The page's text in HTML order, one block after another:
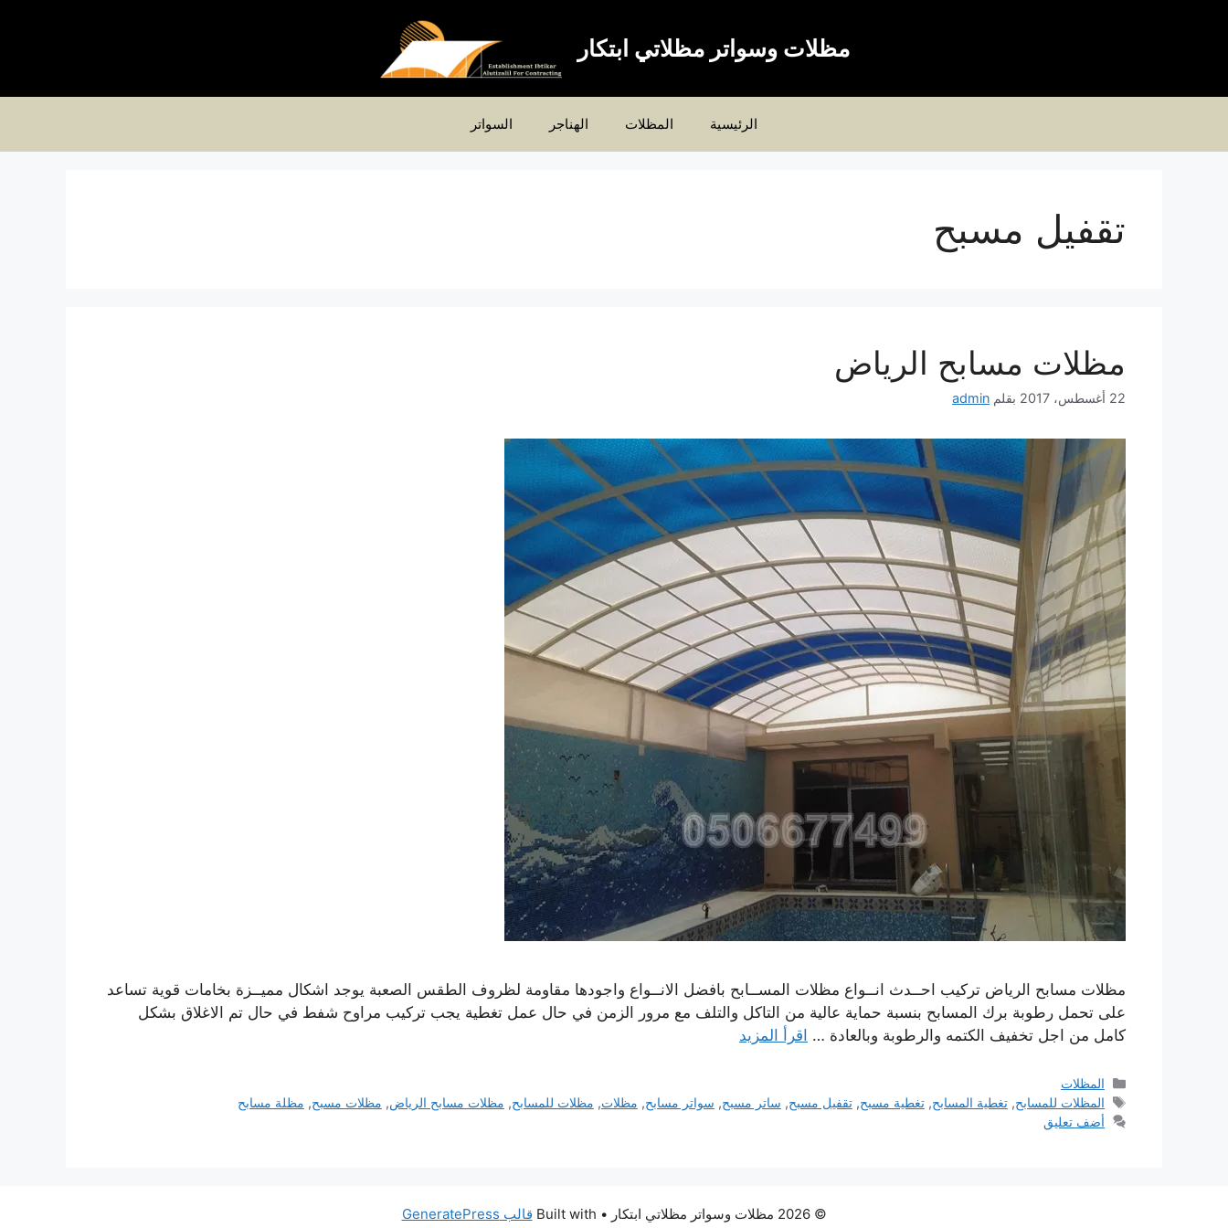
مظلات وسواتر مظلاتي ابتكار
الرئيسية المظلات الهناجر السواتر
تقفيل مسبح
مظلات مسابح الرياض
22 أغسطس، 2017 بقلم admin
مظلات مسابح الرياض تركيب احــدث انــواع مظلات المســابح بافضل الانــواع واجودها مقاومة لظروف الطقس الصعبة يوجد اشكال مميــزة بخامات قوية تساعد
على تحمل رطوبة برك المسابح بنسبة حماية عالية من التاكل والتلف مع مرور الزمن في حال عمل تغطية يجب تركيب مراوح شفط في حال تم الاغلاق بشكل
كامل من اجل تخفيف الكتمه والرطوبة وبالعادة … اقرأ المزيد
التصنيفات
المظلات
الوسوم
المظلات للمسابح,تغطية المسابح,تغطية مسبح,تقفيل مسبح, ساتر مسبح, سواتر مسابح, مظلات, مظلات للمسابح, مظلات مسابح الرياض, مظلات مسبح, مظلة مسابح
أضف تعليق
© 2026 مظلات وسواتر مظلاتي ابتكار • Built with قالب GeneratePress